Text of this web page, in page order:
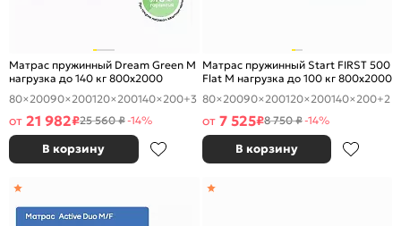
Матрас пружинный Dream Green M
нагрузка до 140 кг 800x2000
80×20090×200120×200140×200+3
от 21 982₽25 560 ₽-14%
В корзину
Матрас пружинный Start FIRST 500
Flat M нагрузка до 100 кг 800x2000
80×20090×200120×200140×200+2
от 7 525₽8 750 ₽-14%
В корзину